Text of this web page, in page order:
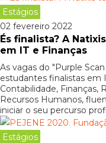
Estágios
02 fevereiro 2022
És finalista? A
em IT e Finanças
As vagas do "Purple
estudantes finalistas em
Contabilidade, Finanças,
Recursos Humanos,
iniciar o seu percurso
Estágios